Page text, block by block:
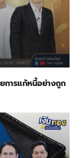
การแก้หนี้อย่างถูก